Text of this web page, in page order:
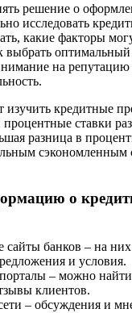
решение о
исследовать
какие факторы
выбрать
на репутацию
изучить кредитные
процентные ставки
разница в
сэкономленным
о
банков – на
и условия.
– можно
клиентов.
– обсуждения и